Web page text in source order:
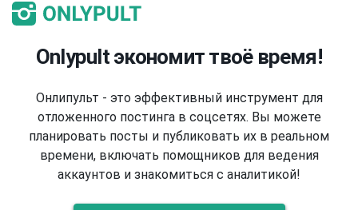
Onlypult экономит твоё время!
Онлипульт - это эффективный инструмент для
отложенного постинга в соцсетях. Вы можете
планировать посты и публиковать их в реальном
времени, включать помощников для ведения
аккаунтов и знакомиться с аналитикой!